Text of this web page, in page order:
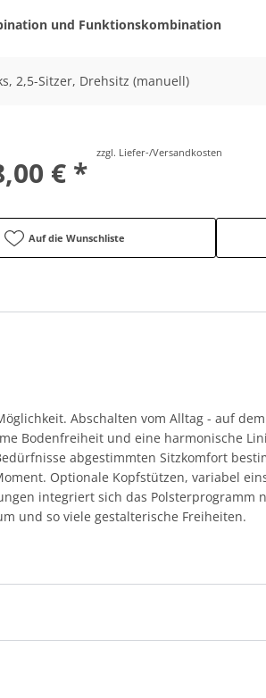
und Funktionskombination
2,5-Sitzer, Drehsitz (manuell)
€ *
zzgl. Liefer-/Versandkosten
Auf die Wunschliste
Abschalten vom Alltag - auf
Bodenfreiheit und eine harmonische
abgestimmten Sitzkomfort
Optionale Kopfstützen, variabel
integriert sich das Polsterprogramm
und so viele gestalterische Freiheiten.